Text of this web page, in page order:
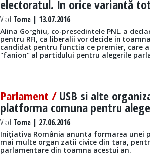
electoratul. In orice variantă
Vlad Toma | 13.07.2016
Alina Gorghiu, co-presedintele PNL, a
pentru RFI, ca liberalii vor decide in
candidat pentru functia de premier, care
"fanion" al partidului pentru alegerile
Parlament / USB si alte
platforma comuna pentru
Vlad Toma | 27.06.2016
Inițiativa România anunta formarea unei
mai multe organizatii civice din tara,
parlamentare din toamna acestui an.